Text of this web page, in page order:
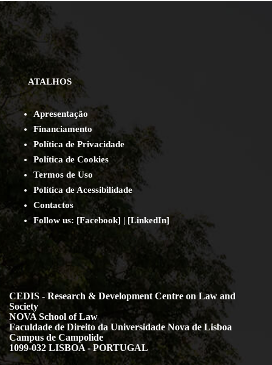
ATALHOS
Apresentação
Financiamento
Política de Privacidade
Política de Cookies
Termos de Uso
Política de Acessibilidade
Contactos
Follow us: [Facebook] | [LinkedIn]
CEDIS - Research & Development Centre on Law and
Society
NOVA School of Law
Faculdade de Direito da Universidade Nova de Lisboa
Campus de Campolide
1099-032 LISBOA - PORTUGAL